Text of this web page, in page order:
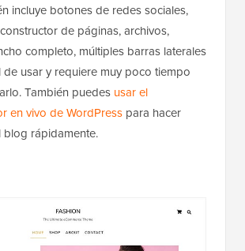
incluye botones de redes sociales,
de páginas, archivos,
completo, múltiples barras laterales
de usar y requiere muy poco tiempo
También puedes usar el
en vivo de WordPress para hacer
blog rápidamente.